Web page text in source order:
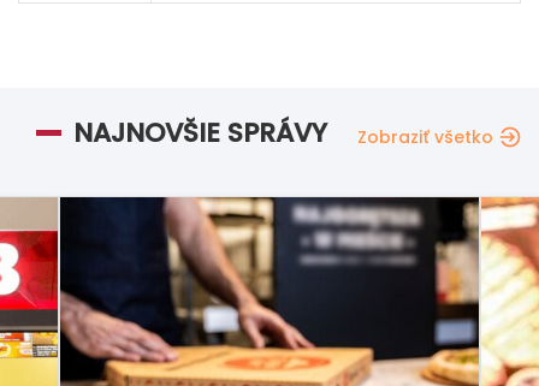
NAJNOVŠIE SPRÁVY Zobraziť všetko